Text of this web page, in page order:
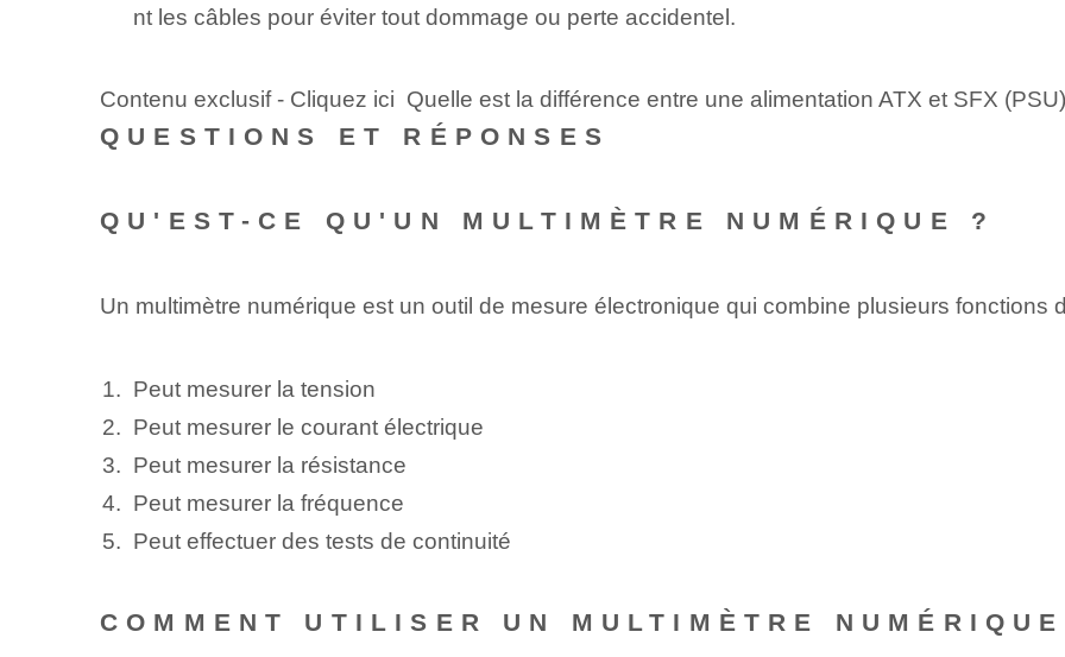
nt les câbles pour éviter tout dommage ou perte accidentel.
Contenu exclusif - Cliquez ici Quelle est la différence entre une alimentation ATX et SFX
QUESTIONS ET RÉPONSES
QU'EST-CE QU'UN MULTIMÈTRE NUMÉRIQUE ?
Un multimètre numérique est un outil de mesure électronique qui combine plusieurs fonctions
Peut mesurer la tension
Peut mesurer le courant électrique
Peut mesurer la résistance
Peut mesurer la fréquence
Peut effectuer des tests de continuité
COMMENT UTILISER UN MULTIMÈTRE